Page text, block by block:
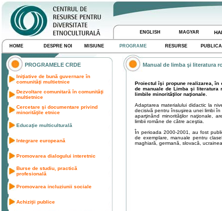
ENGLISH MAGYAR
HOME DESPRE NOI MISIUNE PROGRAME RESURSE
PROGRAMELE CRDE
Iniţiative de bună guvernare în
comunităţi multietnice
Dezvoltare comunitară în comunităţi
multietnice
Cercetare şi documentare privind
minorităţile etnice
Educaţie multiculturală
Integrare europeană
Promovarea dialogului interetnic
Burse de studiu, practică
profesională
Promovarea incluziunii sociale
Achiziţii publice
Manual de limba şi literatura
Proiectul îşi propune realizarea,
de manuale de Limba şi literatura
limbile minorităţilor naţionale.
Adaptarea materialului didactic la
decisivă pentru însuşirea unei limbi
aparţinând minorităţilor naţionale,
limbii române de către aceştia.
În perioada 2000-2001, au fost
de exemplare, manuale pentru
maghiară, germană, slovacă,